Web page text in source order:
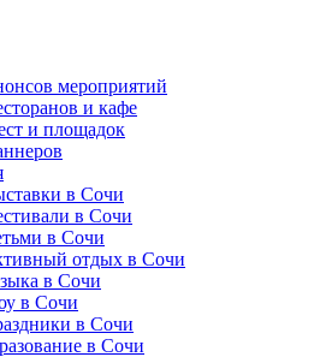
мероприятий
и кафе
и площадок
в Сочи
в Сочи
в Сочи
отдых в Сочи
в Сочи
в Сочи
в Сочи
в Сочи